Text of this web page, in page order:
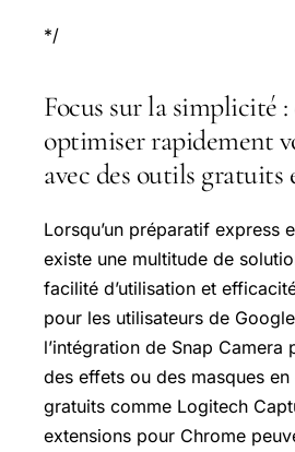
*/
Focus sur la simplicité
optimiser rapidement
avec des outils gratuits
Lorsqu’un préparatif express
existe une multitude de
facilité d’utilisation et
pour les utilisateurs de
l’intégration de Snap Camera
des effets ou des masques
gratuits comme Logitech
extensions pour Chrome